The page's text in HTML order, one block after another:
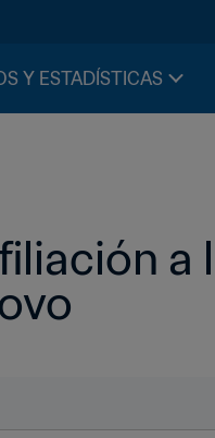
Y ESTADÍSTICAS
a